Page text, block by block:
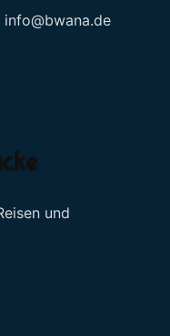
info@bwana.de
und